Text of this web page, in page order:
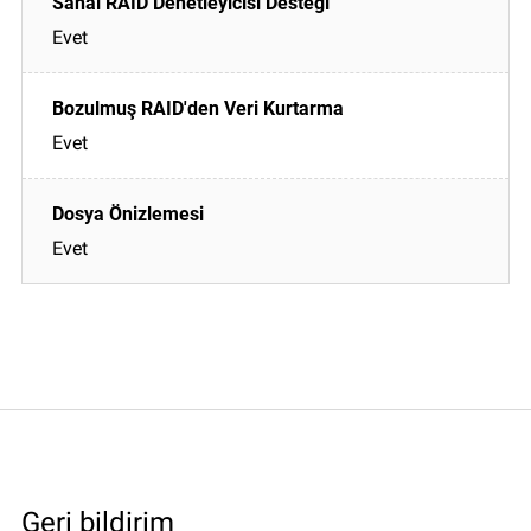
Evet
Evet
Evet
Geri bildirim